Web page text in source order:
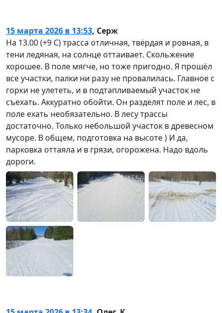
15 марта 2026 в 13:53, Серж
На 13.00 (+9 С) трасса отличная, твёрдая и ровная, в
тени ледяная, на солнце оттаивает. Скольжение
хорошее. В поле мягче, но тоже пригодно. Я прошёл
все участки, палки ни разу не провалилась. Главное с
горки не улететь, и в подтапливаемый участок не
съехать. Аккуратно обойти. Он разделят поле и лес, в
поле ехать необязательно. В лесу трассы
достаточно. Только небольшой участок в древесном
мусоре. В общем, подготовка на высоте ) И да,
парковка оттаяла и в грязи, огорожена. Надо вдоль
дороги.